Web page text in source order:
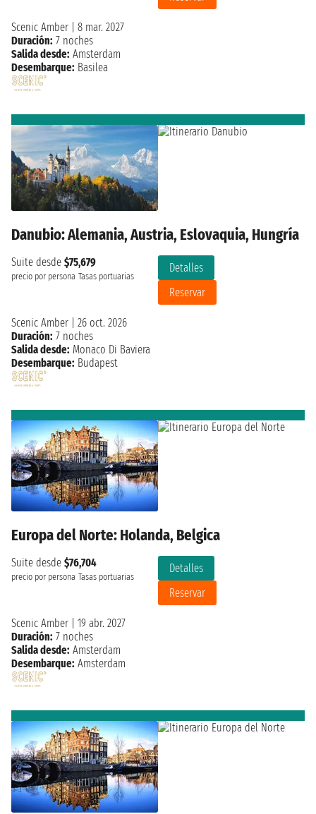
Scenic Amber
8 mar. 2027
Duración: 7 noches
Salida desde: Amsterdam
Desembarque: Basilea
Danubio: Alemania, Austria, Eslovaquia, Hungría
Suite desde $75,679
precio por persona Tasas portuarias
Detalles
Reservar
Scenic Amber
26 oct. 2026
Duración: 7 noches
Salida desde: Monaco Di Baviera
Desembarque: Budapest
Europa del Norte: Holanda, Belgica
Suite desde $76,704
precio por persona Tasas portuarias
Detalles
Reservar
Scenic Amber
19 abr. 2027
Duración: 7 noches
Salida desde: Amsterdam
Desembarque: Amsterdam